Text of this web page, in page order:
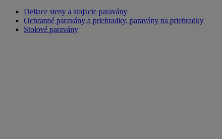
Deliace steny a stojacie paravány
Ochranné paravány a priehradky, paravány na priehradky
Stolové paravány